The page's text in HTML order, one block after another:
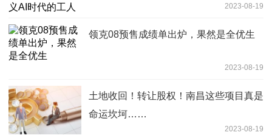
2023-08-19
领克08预售成绩单出炉，果然是全优生
2023-08-19
土地收回！转让股权！南昌这些项目真是
命运坎坷……
2023-08-19